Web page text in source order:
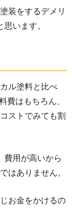
装をするデメリ
います。
ル塗料と比べ
費はもちろん、
ストでみても割
費用が高いから
はありません。
お金をかけるの